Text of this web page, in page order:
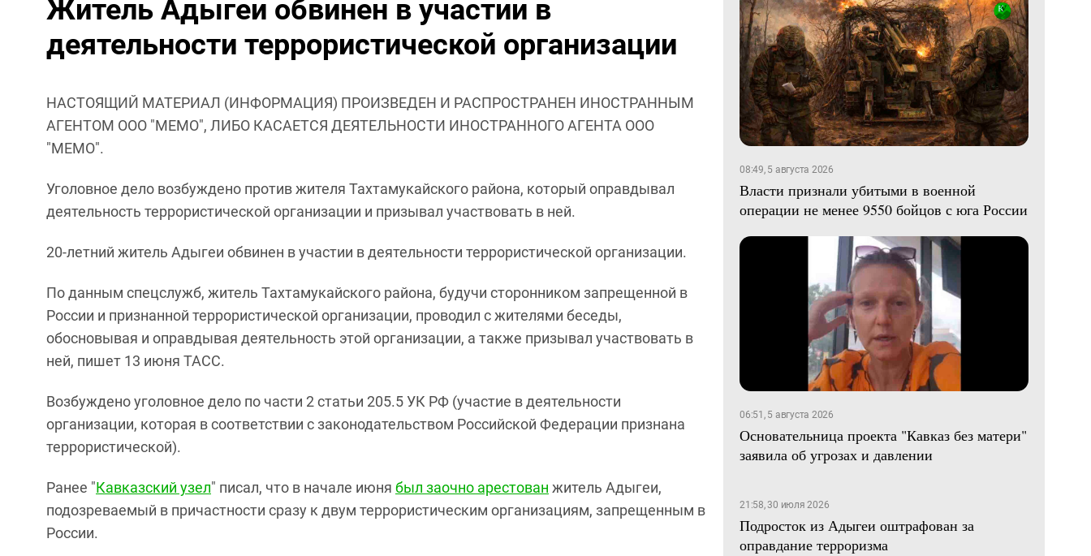
Житель Адыгеи обвинен в участии в
деятельности террористической организации
НАСТОЯЩИЙ МАТЕРИАЛ (ИНФОРМАЦИЯ) ПРОИЗВЕДЕН И РАСПРОСТРАНЕН ИНОСТРАННЫМ
АГЕНТОМ ООО "МЕМО", ЛИБО КАСАЕТСЯ ДЕЯТЕЛЬНОСТИ ИНОСТРАННОГО АГЕНТА ООО
"МЕМО".
Уголовное дело возбуждено против жителя Тахтамукайского района, который оправдывал
деятельность террористической организации и призывал участвовать в ней.
20-летний житель Адыгеи обвинен в участии в деятельности террористической организации.
По данным спецслужб, житель Тахтамукайского района, будучи сторонником запрещенной в
России и признанной террористической организации, проводил с жителями беседы,
обосновывая и оправдывая деятельность этой организации, а также призывал участвовать в
ней, пишет 13 июня ТАСС.
Возбуждено уголовное дело по части 2 статьи 205.5 УК РФ (участие в деятельности
организации, которая в соответствии с законодательством Российской Федерации признана
террористической).
Ранее "Кавказский узел" писал, что в начале июня был заочно арестован житель Адыгеи,
подозреваемый в причастности сразу к двум террористическим организациям, запрещенным в
России.
08:49, 5 августа 2026
Власти признали убитыми в военной
операции не менее 9550 бойцов с юга России
06:51, 5 августа 2026
Основательница проекта "Кавказ без матери"
заявила об угрозах и давлении
21:58, 30 июля 2026
Подросток из Адыгеи оштрафован за
оправдание терроризма